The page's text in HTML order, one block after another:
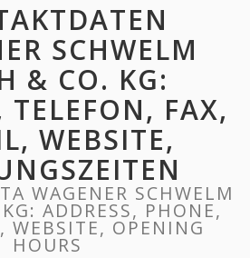
SCHWELM
& CO. KG:
TELEFON, FAX,
WEBSITE,
WAGENER SCHWELM
ADDRESS, PHONE,
WEBSITE, OPENING
HOURS